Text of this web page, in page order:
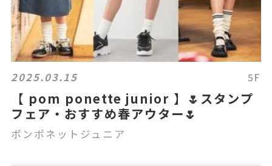
2025.03.15 5F
【 pom ponette junior 】🌷スタンプ
フェア・おすすめ春アウター🌷
ポンポネットジュニア